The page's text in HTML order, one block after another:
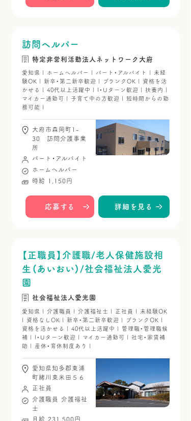
訪問ヘルパー
特定非営利活動法人ネットワーク大府
愛知県 | ホームヘルパー | パート・アルバイト | 未経
験OK | 新卒・第二新卒歓迎 | ブランクOK | 資格を活
かせる | 40代以上活躍中 | I・Uターン歓迎 | 扶養内 |
マイカー通勤可 | 子育て中の方歓迎 | 短時間からの勤
務可能 |
大府市森岡町1-
30 訪問介護事業
所
パート・アルバイト
ホームヘルパー
時給 1,150円
応募する 詳細を見る
【正職員】介護職/老人保健施設相
生（あいおい）/社会福祉法人愛光
園
社会福祉法人愛光園
愛知県 | 介護職員 | 介護福祉士 | 正社員 | 未経験OK
| 資格なしOK | 新卒・第二新卒歓迎 | ブランクOK |
資格を活かせる | 40代以上活躍中 | 管理職・管理職候
補 | I・Uターン歓迎 | マイカー通勤可 | 社宅・家賃補
助 | 産休・育休制度あり |
愛知県知多郡東浦
町緒川東米田５６
正社員
介護職員
介護福祉
士
月給 231,500円